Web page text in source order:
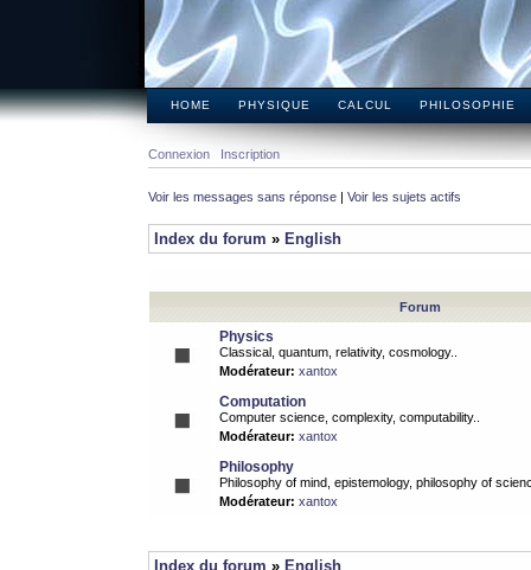
HOME PHYSIQUE CALCUL PHILOSOPHIE
Connexion Inscription
Voir les messages sans réponse | Voir les sujets actifs
Index du forum » English
Forum
Physics
Classical, quantum, relativity, cosmology..
Modérateur: xantox
Computation
Computer science, complexity, computability..
Modérateur: xantox
Philosophy
Philosophy of mind, epistemology, philosophy of
Modérateur: xantox
Index du forum » English